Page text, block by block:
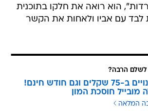
הוא רואה את חלקו בתוכנית
לבד עם אביו ולאחות את הקשר
הרבה?
3 מנויים ב-75 שקלים וגם חודש חינם!
מובייל חוסכת המון
המלאה